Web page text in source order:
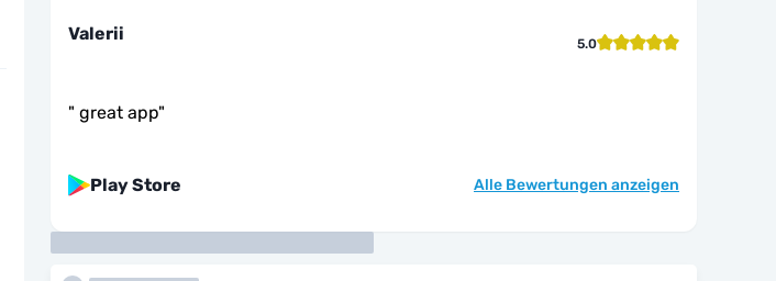
Valerii 5.0
" great app"
Play Store Alle Bewertungen anzeigen